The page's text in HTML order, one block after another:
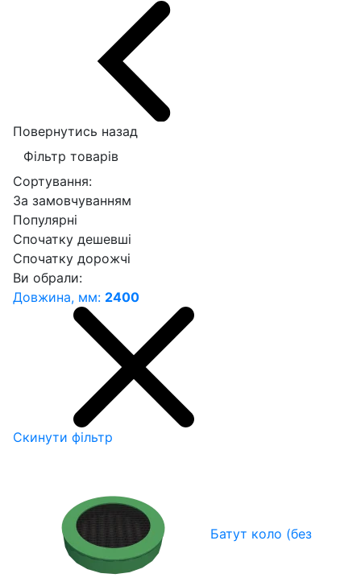
Повернутись назад
Фільтр товарів
Сортування:
За замовчуванням
Популярні
Спочатку дешевші
Спочатку дорожчі
Ви обрали:
Довжина, мм: 2400
Скинути фільтр
Батут коло (без